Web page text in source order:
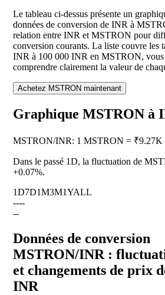
Le tableau ci-dessus présente un
données de conversion de INR à
relation entre INR et MSTRON pour
conversion courants. La liste couvre les
INR à 100 000 INR en MSTRON, vous
comprendre clairement la valeur de
Achetez MSTRON maintenant
Graphique MSTRON à
MSTRON/INR: 1 MSTRON = ₹9.27K
Dans le passé 1D, la fluctuation de
+0.07%.
1D7D1M3M1YALL
----
--
Données de conversion
MSTRON/INR :
et changements de prix
INR